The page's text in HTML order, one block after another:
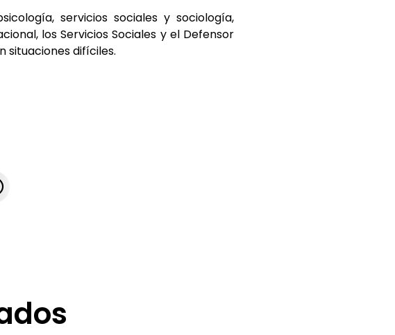
servicios sociales y sociología,
los Servicios Sociales y el Defensor
situaciones difíciles.